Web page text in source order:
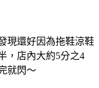
現還好因為拖鞋涼鞋
，店內大約5分之4
就閃～